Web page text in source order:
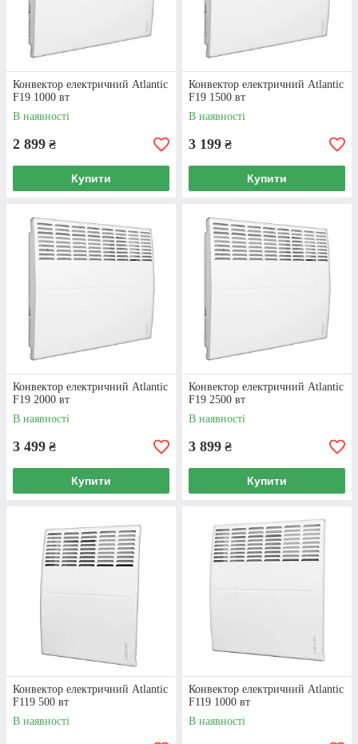
Закритий нагрівальний елемент, безпечна
експлуатація, не спалює кисень, не сушить
повітря, подвійна ізоляція, захист від
ДЕТАЛЬНІШЕ
Конвектор Atlantic F119
П-подібний нагрівальний елемент закритого
типу, робота у 4 температурних режимах,
електронний термостат, подвійна ізоляція.
ДЕТАЛЬНІШЕ
Конвектор електричний Atlantic
F19 1000 вт
В наявності
2 899 ₴
Купити
Конвектор електричний Atlantic
F19 1500 вт
В наявності
3 199 ₴
Купити
Конвектор електричний Atlantic
F19 2000 вт
В наявності
3 499 ₴
Купити
Конвектор електричний Atlantic
F19 2500 вт
В наявності
3 899 ₴
Купити
Конвектор електричний Atlantic
F119 500 вт
В наявності
Конвектор електричний Atlantic
F119 1000 вт
В наявності